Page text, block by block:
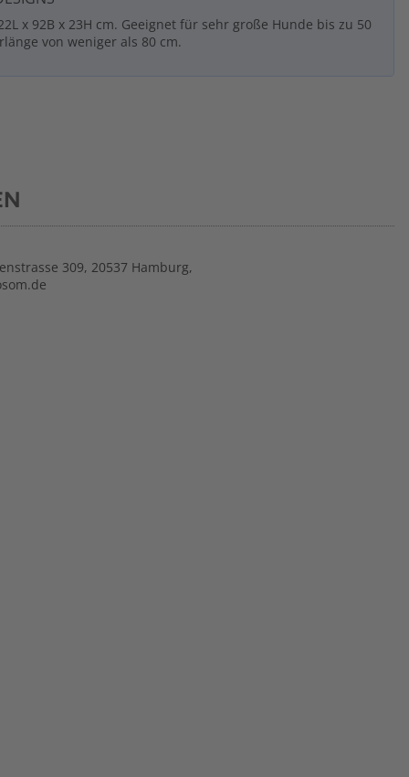
x 92B x 23H cm. Geeignet für sehr große Hunde bis zu 50
von weniger als 80 cm.
309, 20537 Hamburg,